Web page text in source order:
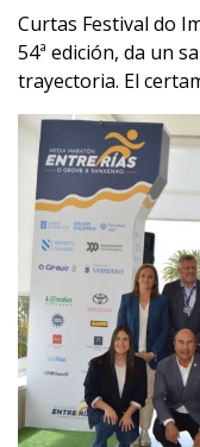
Curtas Festival do
54ª edición, da un
trayectoria. El
semana a la 79ª…